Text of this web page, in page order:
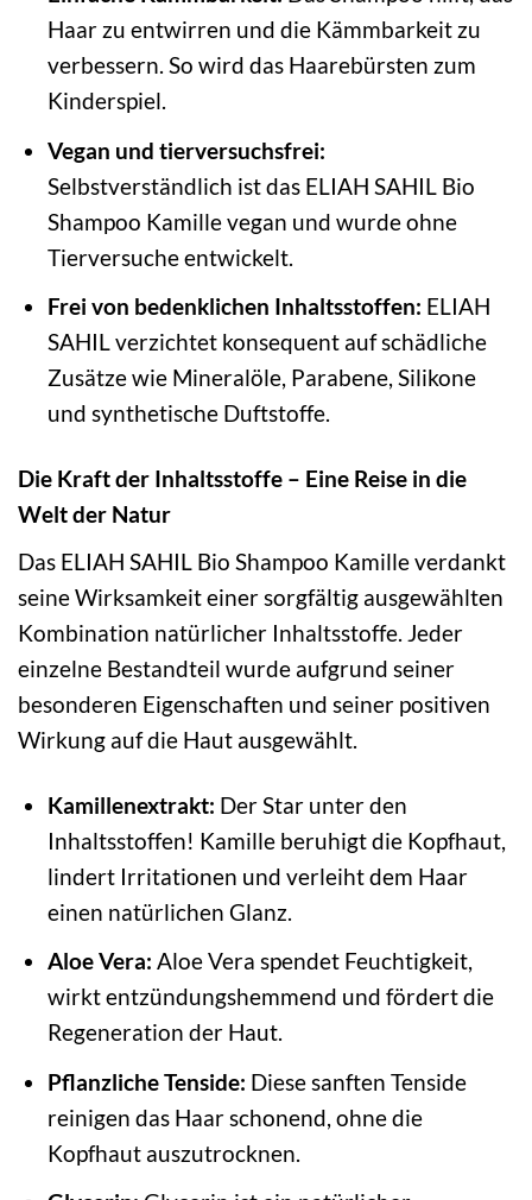
Haar zu entwirren und die Kämmbarkeit zu
verbessern. So wird das Haarebürsten zum
Kinderspiel.
Vegan und tierversuchsfrei:
Selbstverständlich ist das ELIAH SAHIL Bio
Shampoo Kamille vegan und wurde ohne
Tierversuche entwickelt.
Frei von bedenklichen Inhaltsstoffen: ELIAH
SAHIL verzichtet konsequent auf schädliche
Zusätze wie Mineralöle, Parabene, Silikone
und synthetische Duftstoffe.
Die Kraft der Inhaltsstoffe – Eine Reise in die
Welt der Natur
Das ELIAH SAHIL Bio Shampoo Kamille verdankt
seine Wirksamkeit einer sorgfältig ausgewählten
Kombination natürlicher Inhaltsstoffe. Jeder
einzelne Bestandteil wurde aufgrund seiner
besonderen Eigenschaften und seiner positiven
Wirkung auf die Haut ausgewählt.
Kamillenextrakt: Der Star unter den
Inhaltsstoffen! Kamille beruhigt die Kopfhaut,
lindert Irritationen und verleiht dem Haar
einen natürlichen Glanz.
Aloe Vera: Aloe Vera spendet Feuchtigkeit,
wirkt entzündungshemmend und fördert die
Regeneration der Haut.
Pflanzliche Tenside: Diese sanften Tenside
reinigen das Haar schonend, ohne die
Kopfhaut auszutrocknen.